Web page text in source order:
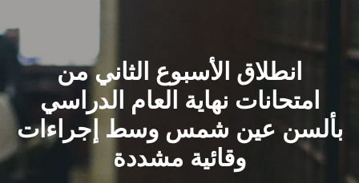
القطاعـات
الشئون الأكاديمية
البحث العلمي
الرعاية الصحية
انطلاق الأسبوع الثاني من
امتحانات نهاية العام الدراسي
بألسن عين شمس وسط إجراءات
وقائية مشددة